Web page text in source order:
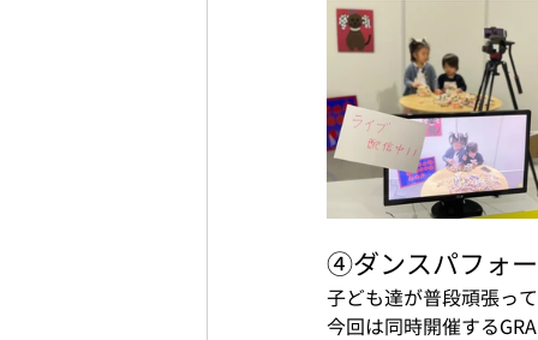
④ダンスパフォ
子ども達が普段頑張っ
今回は同時開催する